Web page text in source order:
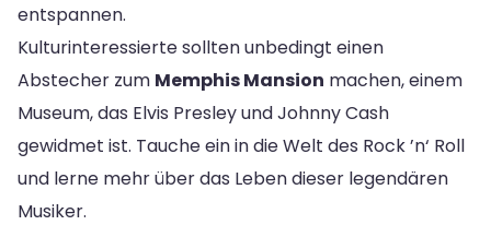
entspannen.
Kulturinteressierte sollten unbedingt einen
Abstecher zum Memphis Mansion machen, einem
Museum, das Elvis Presley und Johnny Cash
gewidmet ist. Tauche ein in die Welt des Rock ’n‘ Roll
und lerne mehr über das Leben dieser legendären
Musiker.